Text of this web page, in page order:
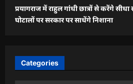
प्रयागराज में राहुल गांधी छात्रों से करेंगे
घोटालों पर सरकार पर साधेंगे निशाना
Categories